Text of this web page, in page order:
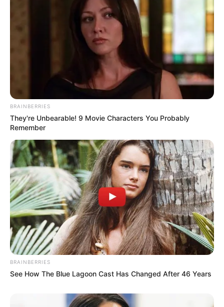
ΛΙΑΝΗ ΑΜΜΟΣ ΧΑΛΚΙΔΑΣ
ΠΟΥ ΕΓΙΝΕ ΤΡΟΧΑΙΟ ΣΤΗΝ ΕΥΒΟΙΑ
ΧΑΛΚΙΔΑ ΝΕΑ
ΤΑΥΤΟΤΗΤΑ ΚΑΙ ΕΠΙΚΟΙΝΩΝΙΑ ΟΡΟΙ ΧΡΗΣΗΣ
BRAINBERRIES
They're Unbearable! 9 Movie Characters You Probably
Remember
BRAINBERRIES
See How The Blue Lagoon Cast Has Changed After 46 Years